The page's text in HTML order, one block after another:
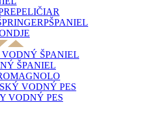
ŠPANIEL
ŠPANIEL
VODNÝ PES
VODNÝ PES